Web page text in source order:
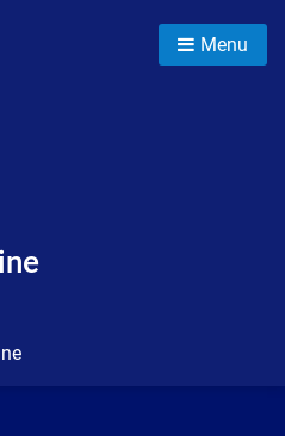
Menu